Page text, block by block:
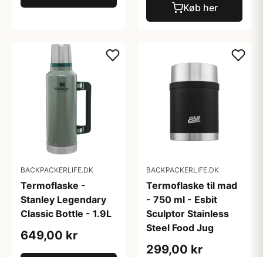
Køb her
BACKPACKERLIFE.DK
Termoflaske -
Stanley Legendary
Classic Bottle - 1.9L
649,00 kr
BACKPACKERLIFE.DK
Termoflaske til mad
- 750 ml - Esbit
Sculptor Stainless
Steel Food Jug
299,00 kr